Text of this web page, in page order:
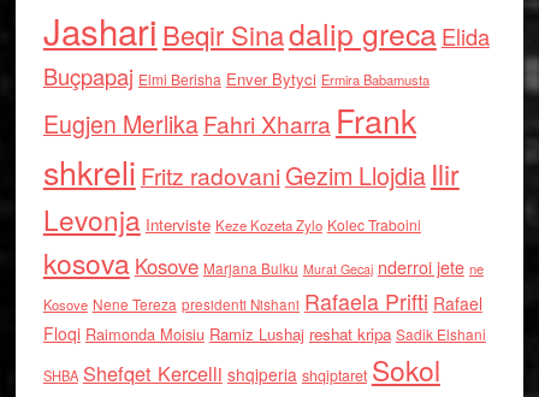
Jashari Beqir Sinadalip grecaElida
Buçpapaj Elmi Berisha Enver Bytyci Ermira Babamusta
Eugjen MerlikaFahri Xharra Frank
shkreli Fritz radovaniGezim Llojdia Ilir
Levonja Interviste Keze Kozeta Zylo Kolec Traboini
kosova Kosove Marjana Bulku Murat Gecaj nderroi jete ne
Kosove Nene Tereza presidenti Nishani Rafaela Prifti Rafael
Floqi Raimonda Moisiu Ramiz Lushaj reshat kripa Sadik Elshani
SHBA Shefqet Kercelli shqiperia shqiptaret Sokol